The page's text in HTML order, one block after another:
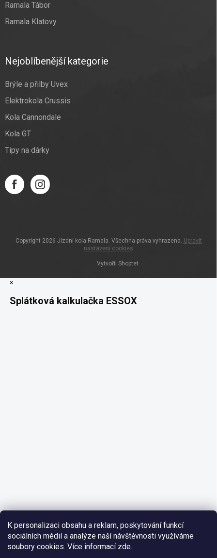
K personalizaci obsahu a reklam, poskytování funkcí
sociálních médií a analýze naší návštěvnosti využíváme
soubory cookies. Více informací zde.
Ramala Tábor
Ramala Klatovy
Nejoblíbenější kategorie
Brýle a přilby Uvex
Elektrokola Crussis
Kola Cannondale
Kola GT
Tipy na dárky
Vytvořil Shoptet
Copyright 2026 Jízdní kola Ramala. Všechna práva vyhrazena. Upravit
nastavení cookies
×
Splátková kalkulačka ESSOX